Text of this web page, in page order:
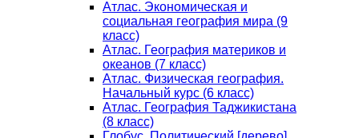
Атлас. Экономическая и
социальная география мира (9
класс)
Атлас. География материков и
океанов (7 класс)
Атлас. Физическая география.
Начальный курс (6 класс)
Атлас. География Таджикистана
(8 класс)